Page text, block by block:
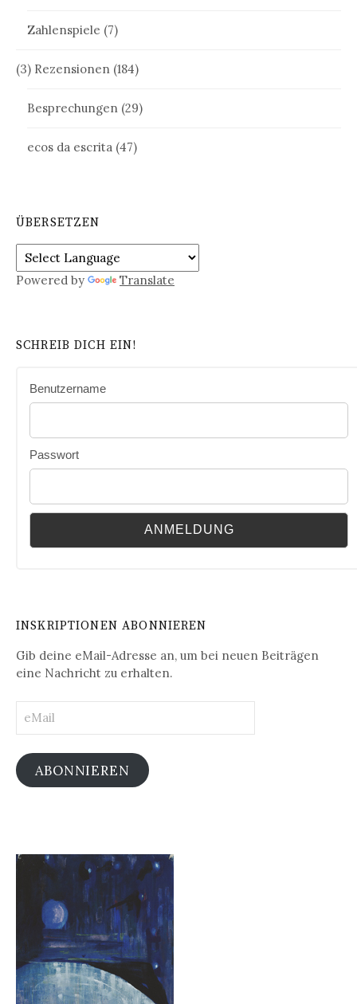
Zahlenspiele (7)
(3) Rezensionen (184)
Besprechungen (29)
ecos da escrita (47)
ÜBERSETZEN
Powered by Translate
SCHREIB DICH EIN!
Benutzername
Passwort
INSKRIPTIONEN ABONNIEREN
Gib deine eMail-Adresse an, um bei neuen Beiträgen
eine Nachricht zu erhalten.
ABONNIEREN